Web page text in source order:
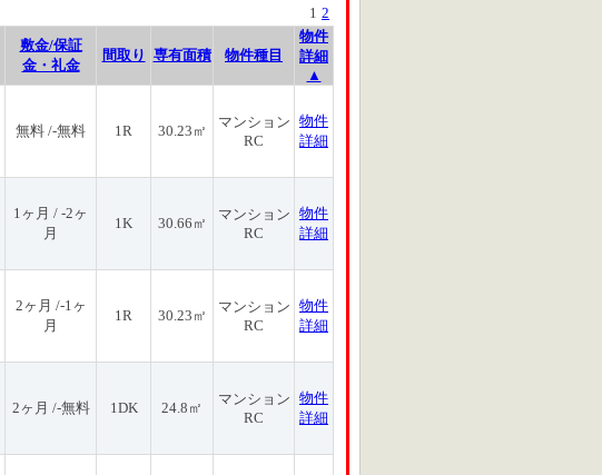
1 2
敷金/保証
金・礼金
間取り 専有面積 物件種目
物件
詳細
▲
無料 /-無料 1R 30.23㎡
マンション
RC
物件
詳細
1ヶ月 / -2ヶ
月
1K 30.66㎡
マンション
RC
物件
詳細
2ヶ月 /-1ヶ
月
1R 30.23㎡
マンション
RC
物件
詳細
2ヶ月 /-無料 1DK 24.8㎡
マンション
RC
物件
詳細